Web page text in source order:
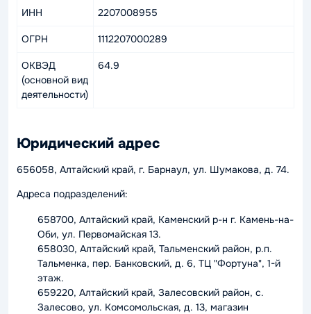
ИНН 2207008955
ОГРН 1112207000289
ОКВЭД
(основной вид
деятельности)
64.9
Юридический адрес
656058, Алтайский край, г. Барнаул, ул. Шумакова, д. 74.
Адреса подразделений:
658700, Алтайский край, Каменский р-н г. Камень-на-
Оби, ул. Первомайская 13.
658030, Алтайский край, Тальменский район, р.п.
Тальменка, пер. Банковский, д. 6, ТЦ "Фортуна", 1-й
этаж.
659220, Алтайский край, Залесовский район, с.
Залесово, ул. Комсомольская, д. 13, магазин